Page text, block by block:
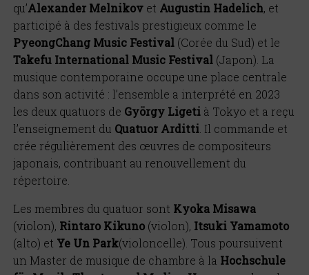
qu’Alexander Melnikov et Augustin Hadelich, et
participé à des festivals prestigieux comme le
PyeongChang Music Festival (Corée du Sud) et le
Takefu International Music Festival (Japon). La
musique contemporaine occupe une place centrale
dans son activité : l’ensemble a interprété en 2023
les deux quatuors de György Ligeti à Tokyo et a reçu
l’enseignement du Quatuor Arditti. Il commande et
crée régulièrement des œuvres de compositeurs
japonais, contribuant au renouvellement du
répertoire.
Les membres du quatuor sont Kyoka Misawa
(violon), Rintaro Kikuno (violon), Itsuki Yamamoto
(alto) et Ye Un Park(violoncelle). Tous poursuivent
un Master de musique de chambre à la Hochschule